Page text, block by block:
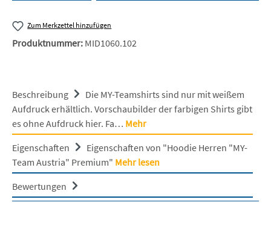
Zum Merkzettel hinzufügen
Produktnummer: MID1060.102
Beschreibung
Die MY-Teamshirts sind nur mit weißem
Aufdruck erhältlich. Vorschaubilder der farbigen Shirts gibt
es ohne Aufdruck hier. Fa… Mehr
Eigenschaften
Eigenschaften von "Hoodie Herren "MY-
Team Austria" Premium" Mehr lesen
Bewertungen